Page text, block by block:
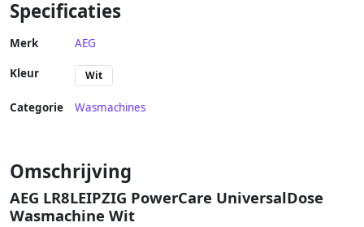
Specificaties
Merk AEG
Kleur Wit
Categorie Wasmachines
Omschrijving
AEG LR8LEIPZIG PowerCare UniversalDose
Wasmachine Wit